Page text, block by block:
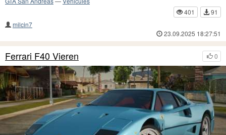
401
91
milcin7
23.09.2025 18:27:51
0
Ferrari F40 Vieren